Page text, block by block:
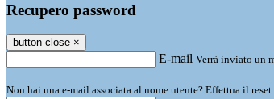
Recupero password
button close ×
E-mail Verrà inviato un
Non hai una e-mail associata al nome utente? Effettua il